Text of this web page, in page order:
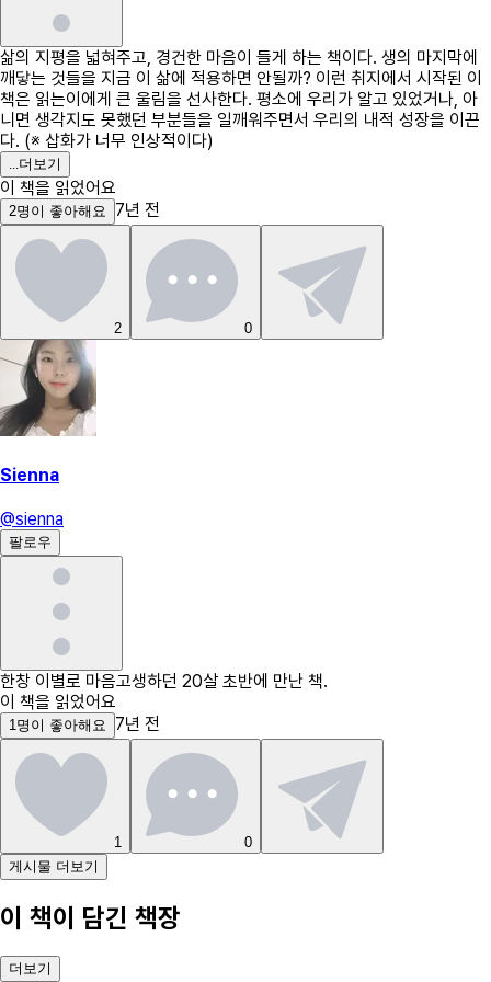
삶의 지평을 넓혀주고, 경건한 마음이 들게 하는 책이다. 생의 마지막에
깨닿는 것들을 지금 이 삶에 적용하면 안될까? 이런 취지에서 시작된 이
책은 읽는이에게 큰 울림을 선사한다. 평소에 우리가 알고 있었거나, 아
니면 생각지도 못했던 부분들을 일깨워주면서 우리의 내적 성장을 이끈
다. (※ 삽화가 너무 인상적이다)
...더보기
이 책을 읽었어요
2명 이 좋아해요 7년 전
2 0
Sienna
@sienna
팔로우
한창 이별로 마음고생하던 20살 초반에 만난 책.
이 책을 읽었어요
1 명 이 좋아해요 7년 전
1
0
게시물 더보기
이 책이 담긴 책장
더보기